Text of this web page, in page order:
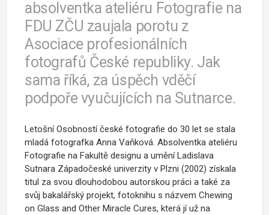
absolventka ateliéru Fotografie na
FDU ZČU zaujala porotu z
Asociace profesionálních
fotografů České republiky. Jak
sama říká, za úspěch vděčí
podpoře vyučujících na Sutnarce.
Letošní Osobností české fotografie do 30 let se stala
mladá fotografka Anna Vaňková. Absolventka ateliéru
Fotografie na Fakultě designu a umění Ladislava
Sutnara Západočeské univerzity v Plzni (2002) získala
titul za svou dlouhodobou autorskou práci a také za
svůj bakalářský projekt, fotoknihu s názvem Chewing
on Glass and Other Miracle Cures, která jí už na